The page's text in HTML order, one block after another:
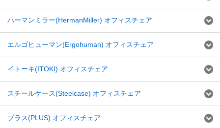
ハーマンミラー(HermanMiller) オフィスチェア
エルゴヒューマン(Ergohuman) オフィスチェア
イトーキ(ITOKI) オフィスチェア
スチールケース(Steelcase) オフィスチェア
プラス(PLUS) オフィスチェア